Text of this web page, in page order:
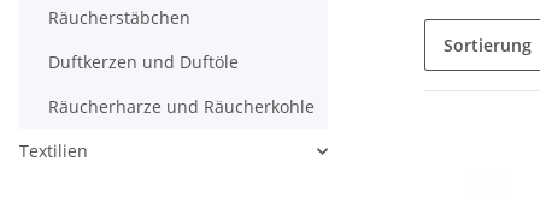
Sortierung
Räucherstäbchen
Duftkerzen und Duftöle
Räucherharze und Räucherkohle
Textilien